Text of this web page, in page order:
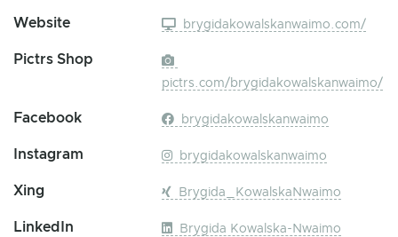
Website brygidakowalskanwaimo.com/
Pictrs Shop
pictrs.com/brygidakowalskanwaimo/
Facebook brygidakowalskanwaimo
Instagram brygidakowalskanwaimo
Xing Brygida_KowalskaNwaimo
LinkedIn Brygida Kowalska-Nwaimo